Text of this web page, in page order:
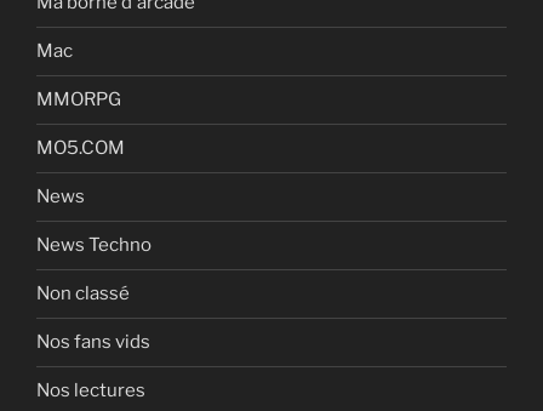
Mac
MMORPG
MO5.COM
News
News Techno
Non classé
Nos fans vids
Nos lectures